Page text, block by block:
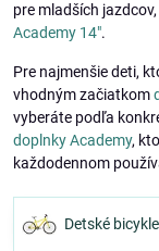
pre mladších
Academy 14".
Pre najmenšie deti,
vhodným začiatkom
vyberáte podľa
doplnky Academy,
každodennom
Detské